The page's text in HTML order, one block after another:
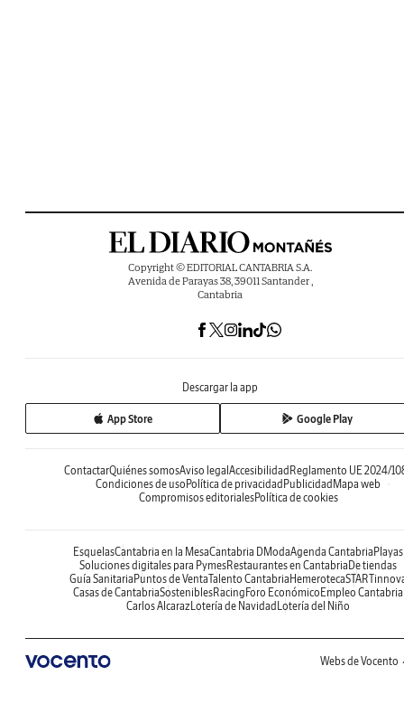
Copyright © EDITORIAL CANTABRIA S.A.
Avenida de Parayas 38, 39011 Santander ,
Cantabria
Descargar la app
App Store Google Play
ContactarQuiénes somosAviso legal Accesibilidad Reglamento UE 2024/
Condiciones de uso Política de privacidad Publicidad Mapa web
Compromisos editorialesPolítica de cookies
EsquelasCantabria en la MesaCantabria DModaAgenda Cantabria Playas
Soluciones digitales para PymesRestaurantes en Cantabria De tiendas
Guía Sanitaria Puntos de VentaTalento Cantabria Hemeroteca
Casas de CantabriaSosteniblesRacing Foro Económico Empleo Cantabria
Carlos AlcarazLotería de Navidad Lotería del Niño
Webs de Vocento